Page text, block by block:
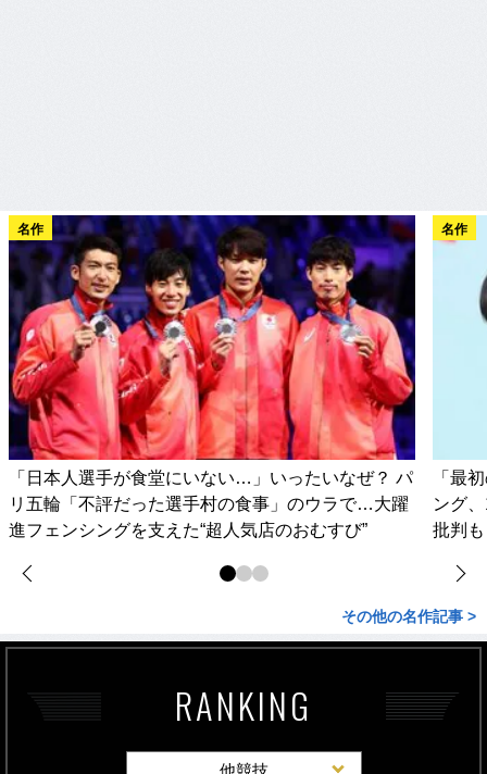
名作
「日本人選手が食堂にいない…」いったいなぜ？ パ
リ五輪「不評だった選手村の食事」のウラで…大躍
進フェンシングを支えた“超人気店のおむすび”
名作
「最
ング
批判
その他の名作記事 >
RANKING
他競技